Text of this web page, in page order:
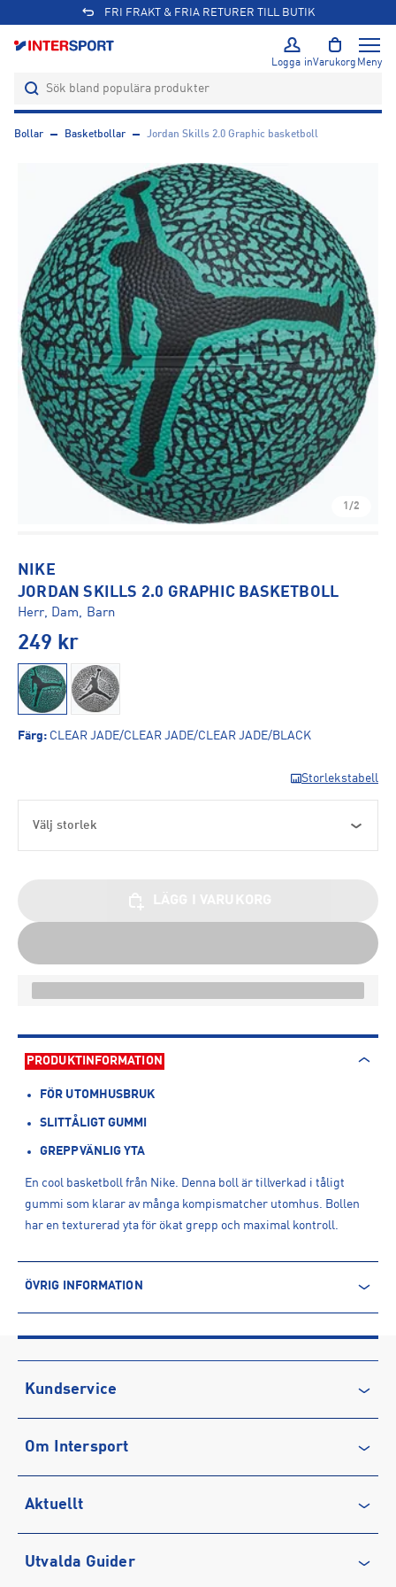
FRI FRAKT & FRIA RETURER TILL BUTIK
Logga inVarukorg Meny
Bollar Basketbollar Jordan Skills 2.0 Graphic basketboll
1/2
NIKE
JORDAN SKILLS 2.0 GRAPHIC BASKETBOLL
Herr, Dam, Barn
249 kr
Färg: CLEAR JADE/CLEAR JADE/CLEAR JADE/BLACK
Storlekstabell
Välj storlek
PRODUKTINFORMATION
FÖR UTOMHUSBRUK
SLITTÅLIGT GUMMI
GREPPVÄNLIG YTA
En cool basketboll från Nike. Denna boll är tillverkad i tåligt
gummi som klarar av många kompismatcher utomhus. Bollen
har en texturerad yta för ökat grepp och maximal kontroll.
ÖVRIG INFORMATION
Produktnummer: 1544299
Leverantörens produktnummer: J1006753
Artikelnummer: 154429903-Clear Jade/Clear Jade/Clear
Sporter:Basket
Ashe group
Tillverkaradress: Töpelsgatan 7, 416 55, Göteborg, SE
Kontakt tillverkare
Kundservice
Vanliga frågor & svar
Köpvillkor
Integritetspolicy
Medlemsvillkor
Om Intersport
Karriär på INTERSPORT
Service
Aktuellt
Löpning
Utvalda Guider